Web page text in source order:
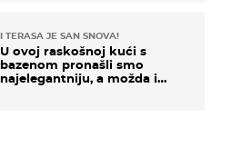
I TERASA JE SAN SNOVA!
U ovoj raskošnoj kući s
bazenom pronašli smo
najelegantniju, a možda i